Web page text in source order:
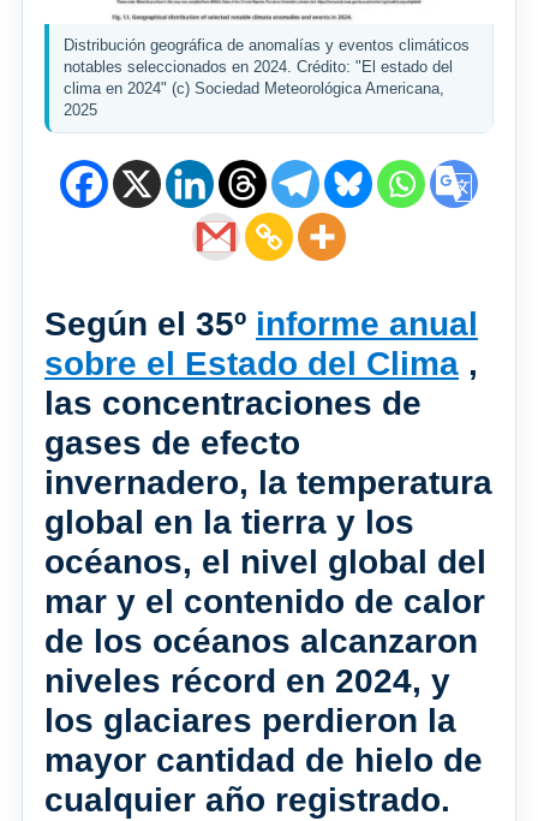
Distribución geográfica de anomalías y eventos climáticos
notables seleccionados en 2024. Crédito: "El estado del
clima en 2024" (c) Sociedad Meteorológica Americana,
2025
Según el 35º informe anual
sobre el Estado del Clima ,
las concentraciones de
gases de efecto
invernadero, la temperatura
global en la tierra y los
océanos, el nivel global del
mar y el contenido de calor
de los océanos alcanzaron
niveles récord en 2024, y
los glaciares perdieron la
mayor cantidad de hielo de
cualquier año registrado.